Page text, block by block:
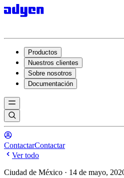
Productos
Nuestros clientes
Sobre nosotros
Documentación
ContactarContactar
Ver todo
Ciudad de México · 14 de mayo,